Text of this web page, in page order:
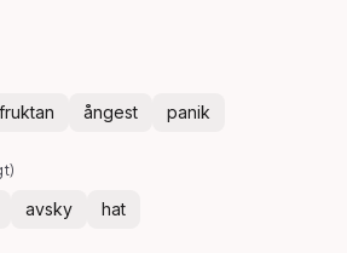
fruktan ångest panik
)
avsky hat